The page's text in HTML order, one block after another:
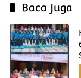
Baca Juga